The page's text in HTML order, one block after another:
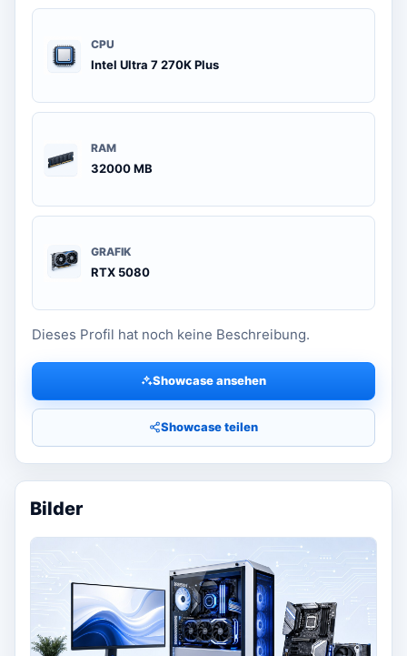
CPU
Intel Ultra 7 270K Plus
RAM
32000 MB
GRAFIK
RTX 5080
Dieses Profil hat noch keine Beschreibung.
Showcase ansehen
Showcase teilen
Bilder